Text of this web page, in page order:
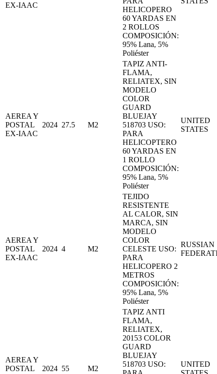
EX-IAAC
HELICOPERO
60 YARDAS EN
2 ROLLOS
COMPOSICIÓN:
95% Lana, 5%
Poliéster
AEREA Y
POSTAL
EX-IAAC
2024 27.5 M2
TAPIZ ANTI-
FLAMA,
RELIATEX, SIN
MODELO
COLOR
GUARD
BLUEJAY
518703 USO:
PARA
HELICOPTERO
60 YARDAS EN
1 ROLLO
COMPOSICIÓN:
95% Lana, 5%
Poliéster
UNITED
STATES
AEREA Y
POSTAL
EX-IAAC
2024 4 M2
TEJIDO
RESISTENTE
AL CALOR, SIN
MARCA, SIN
MODELO
COLOR
CELESTE USO:
PARA
HELICOPERO 2
METROS
COMPOSICIÓN:
95% Lana, 5%
Poliéster
RUSSIAN
AEREA Y
POSTAL
2024 55 M2
TAPIZ ANTI
FLAMA,
RELIATEX,
20153 COLOR
GUARD
BLUEJAY
518703 USO:
UNITED